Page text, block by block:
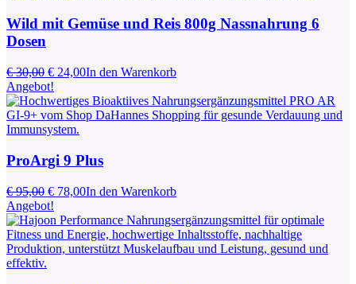
Wild mit Gemüse und Reis 800g Nassnahrung 6
Dosen
€30,00 Ursprünglicher
Preis
war:
€ 30,00
€ 24,00Aktueller
ist:
€ 24,00.
In den Warenkorb
Angebot!
ProArgi 9 Plus
€95,00 Ursprünglicher
Preis
war:
€ 95,00
€ 78,00Aktueller
ist:
€ 78,00.
In den Warenkorb
Angebot!